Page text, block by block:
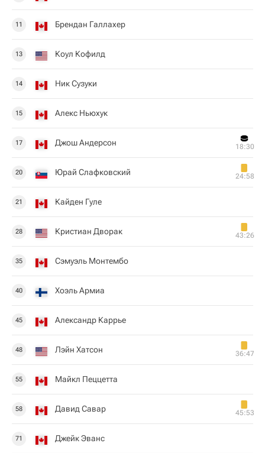
11 Брендан Галлахер
13 Коул Кофилд
14 Ник Сузуки
15 Алекс Ньюхук
17 Джош Андерсон 18:30
20 Юрай Слафковский 24:58
21 Кайден Гуле
28 Кристиан Дворак 43:26
35 Сэмуэль Монтембо
40 Хоэль Армиа
45 Александр Каррье
48 Лэйн Хатсон 36:47
55 Майкл Пеццетта
58 Давид Савар 45:53
71 Джейк Эванс